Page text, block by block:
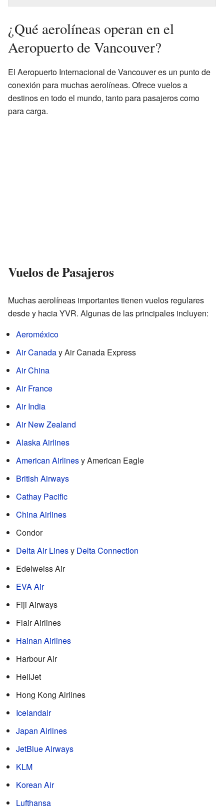
¿Qué aerolíneas operan en el
Aeropuerto de Vancouver?
El Aeropuerto Internacional de Vancouver es un punto de
conexión para muchas aerolíneas. Ofrece vuelos a
destinos en todo el mundo, tanto para pasajeros como
para carga.
Vuelos de Pasajeros
Muchas aerolíneas importantes tienen vuelos regulares
desde y hacia YVR. Algunas de las principales incluyen:
Aeroméxico
Air Canaday Air Canada Express
Air China
Air France
Air India
Air New Zealand
Alaska Airlines
American Airlinesy American Eagle
British Airways
Cathay Pacific
China Airlines
Condor
Delta Air Linesy Delta Connection
Edelweiss Air
EVA Air
Fiji Airways
Flair Airlines
Hainan Airlines
Harbour Air
HeliJet
Hong Kong Airlines
Icelandair
Japan Airlines
JetBlue Airways
KLM
Korean Air
Lufthansa